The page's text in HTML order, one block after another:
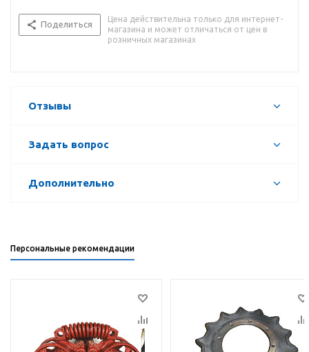
Поделиться
Цена действительна только для интернет-
магазина и может отличаться от цен в
розничных магазинах
Отзывы
Задать вопрос
Дополнительно
Персональные рекомендации